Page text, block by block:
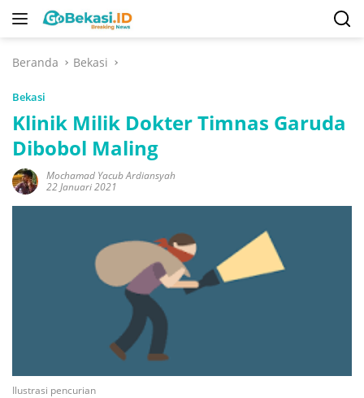
Langsung
Beranda
Bekasi
Bekasi
Klinik Milik Dokter Timnas Garuda
Dibobol Maling
Mochamad Yacub Ardiansyah
22 Januari 2021
Ilustrasi pencurian